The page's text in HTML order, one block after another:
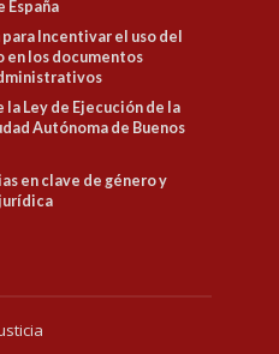
España
Incentivar el uso del
en los documentos
la Ley de Ejecución de la
Autónoma de Buenos
en clave de género y